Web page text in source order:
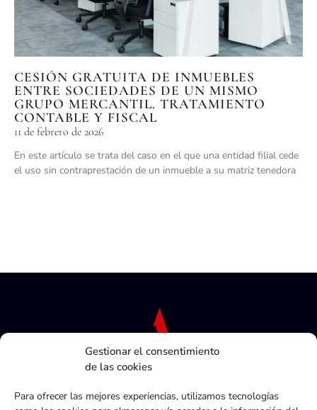
Gestionar el consentimiento
de las cookies
Para ofrecer las mejores experiencias, utilizamos tecnologías
CESIÓN GRATUITA DE INMUEBLES
ENTRE SOCIEDADES DE UN MISMO
GRUPO MERCANTIL. TRATAMIENTO
CONTABLE Y FISCAL
11 de febrero de 2026
En este artículo se trata del caso en el que una entidad filial cede
el uso sin contraprestación de un inmueble a su matriz tenedora